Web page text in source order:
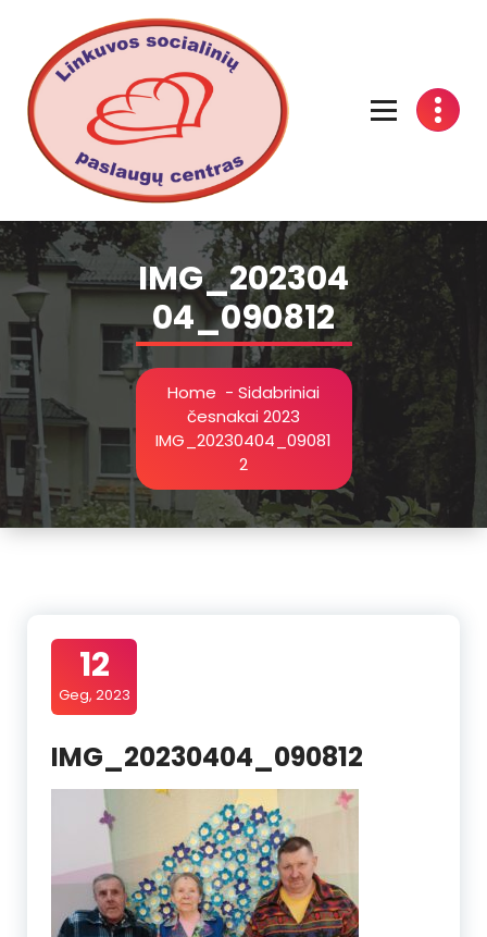
IMG_202304
04_090812
Home - Sidabriniai
česnakai 2023
IMG_20230404_09081
2
12
Geg, 2023
IMG_20230404_090812